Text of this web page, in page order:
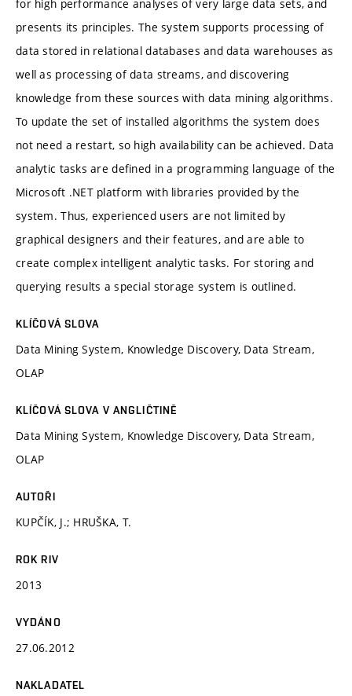
for high performance analyses of very large data sets, and
presents its principles. The system supports processing of
data stored in relational databases and data warehouses as
well as processing of data streams, and discovering
knowledge from these sources with data mining algorithms.
To update the set of installed algorithms the system does
not need a restart, so high availability can be achieved. Data
analytic tasks are defined in a programming language of the
Microsoft .NET platform with libraries provided by the
system. Thus, experienced users are not limited by
graphical designers and their features, and are able to
create complex intelligent analytic tasks. For storing and
querying results a special storage system is outlined.
KLÍČOVÁ SLOVA
Data Mining System, Knowledge Discovery, Data Stream,
OLAP
KLÍČOVÁ SLOVA V ANGLIČTINĚ
Data Mining System, Knowledge Discovery, Data Stream,
OLAP
AUTOŘI
KUPČÍK, J.; HRUŠKA, T.
ROK RIV
2013
VYDÁNO
27.06.2012
NAKLADATEL